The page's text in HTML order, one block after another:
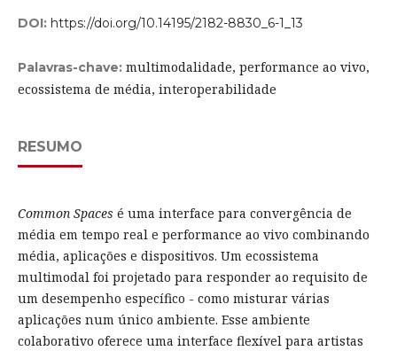
DOI: https://doi.org/10.14195/2182-8830_6-1_13
Palavras-chave: multimodalidade, performance ao vivo,
ecossistema de média, interoperabilidade
RESUMO
Common Spaces é uma interface para convergência de
média em tempo real e performance ao vivo combinando
média, aplicações e dispositivos. Um ecossistema
multimodal foi projetado para responder ao requisito de
um desempenho específico - como misturar várias
aplicações num único ambiente. Esse ambiente
colaborativo oferece uma interface flexível para artistas